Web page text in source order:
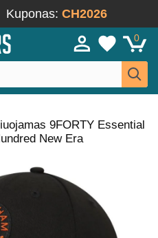
Kuponas: CH2026
0
9FORTY Essential
New Era